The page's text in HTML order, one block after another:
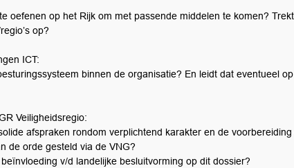
oefenen op het Rijk om met passende middelen te komen?
op?
ICT:
binnen de organisatie? En leidt dat eventueel
Veiligheidsregio:
afspraken rondom verplichtend karakter en de
de orde gesteld via de VNG?
v/d landelijke besluitvorming op dit dossier?